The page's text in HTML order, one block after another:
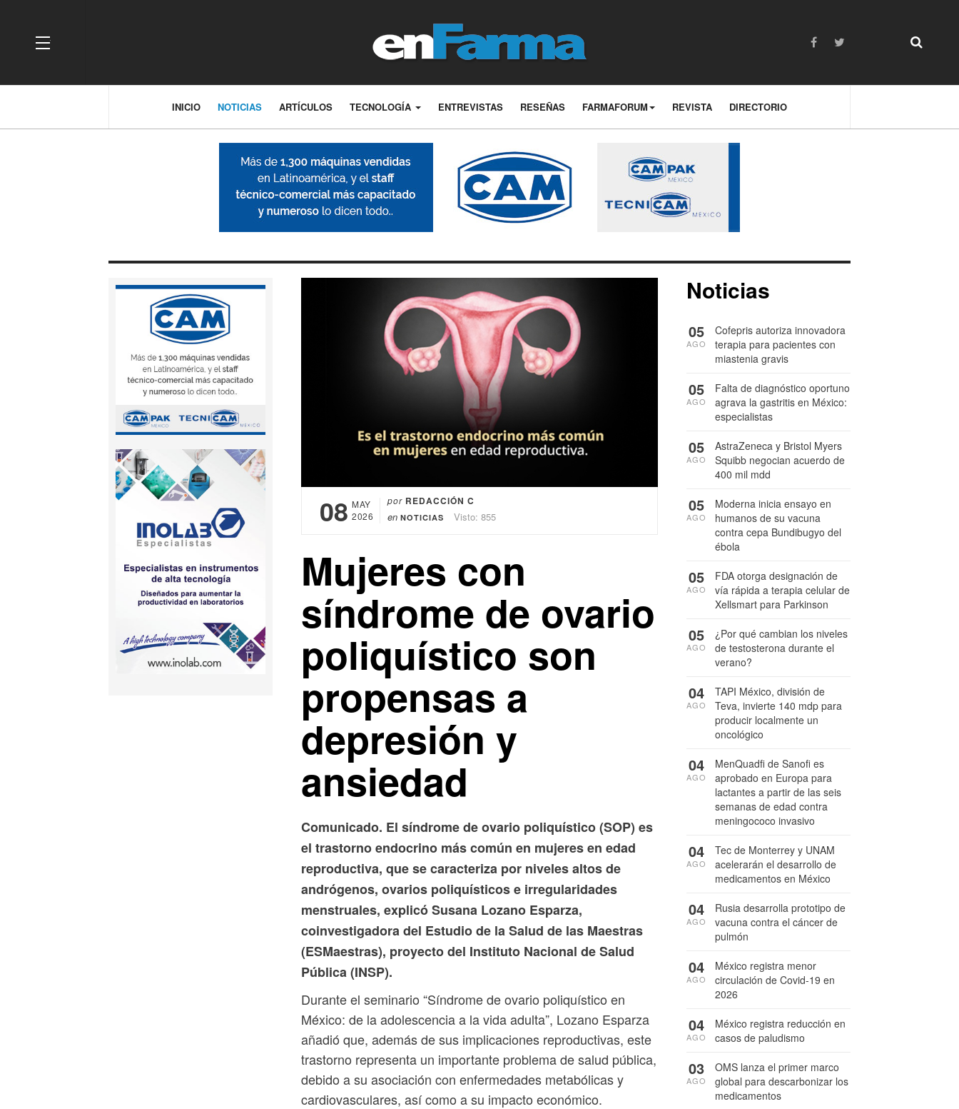
OFF CANVAS
INICIO NOTICIAS ARTÍCULOS TECNOLOGÍA ENTREVISTAS RESEÑAS FARMAFORUM REVISTA DIRECTORIO
08 MAY
2026
por REDACCIÓN C
en NOTICIAS Visto: 855
Mujeres con
síndrome de ovario
poliquístico son
propensas a
depresión y
ansiedad
Comunicado. El síndrome de ovario poliquístico (SOP) es
el trastorno endocrino más común en mujeres en edad
reproductiva, que se caracteriza por niveles altos de
andrógenos, ovarios poliquísticos e irregularidades
menstruales, explicó Susana Lozano Esparza,
coinvestigadora del Estudio de la Salud de las Maestras
(ESMaestras), proyecto del Instituto Nacional de Salud
Pública (INSP).
Durante el seminario “Síndrome de ovario poliquístico en
México: de la adolescencia a la vida adulta”, Lozano Esparza
añadió que, además de sus implicaciones reproductivas, este
trastorno representa un importante problema de salud pública,
debido a su asociación con enfermedades metabólicas y
cardiovasculares, así como a su impacto económico.
Noticias
Cofepris autoriza innovadora
terapia para pacientes con
miastenia gravis
05
AGO
Falta de diagnóstico oportuno
agrava la gastritis en México:
especialistas
05
AGO
AstraZeneca y Bristol Myers
Squibb negocian acuerdo de
400 mil mdd
05
AGO
Moderna inicia ensayo en
humanos de su vacuna
contra cepa Bundibugyo del
ébola
05
AGO
FDA otorga designación de
vía rápida a terapia celular de
Xellsmart para Parkinson
05
AGO
¿Por qué cambian los niveles
de testosterona durante el
verano?
05
AGO
TAPI México, división de
Teva, invierte 140 mdp para
producir localmente un
oncológico
04
AGO
MenQuadfi de Sanofi es
aprobado en Europa para
lactantes a partir de las seis
semanas de edad contra
meningococo invasivo
04
AGO
Tec de Monterrey y UNAM
acelerarán el desarrollo de
medicamentos en México
04
AGO
Rusia desarrolla prototipo de
vacuna contra el cáncer de
pulmón
04
AGO
México registra menor
circulación de Covid-19 en
2026
04
AGO
México registra reducción en
casos de paludismo
04
AGO
OMS lanza el primer marco
global para descarbonizar los
medicamentos
03
AGO